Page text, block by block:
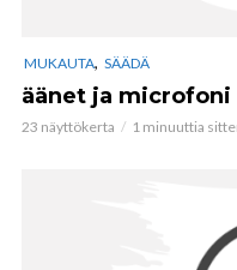
MUKAUTA, SÄÄDÄ
äänet ja microfoni
23 näyttökerta 1 minuuttia